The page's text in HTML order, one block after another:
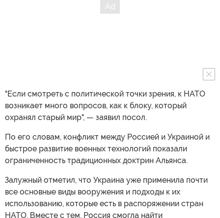
"Если смотреть с политической точки зрения, к НАТО
возникает много вопросов, как к блоку, который
охранял старый мир", — заявил посол.
По его словам, конфликт между Россией и Украиной и
быстрое развитие военных технологий показали
ограниченность традиционных доктрин Альянса.
Залужный отметил, что Украина уже применила почти
все основные виды вооружения и подходы к их
использованию, которые есть в распоряжении стран
НАТО. Вместе с тем, Россия смогла найти